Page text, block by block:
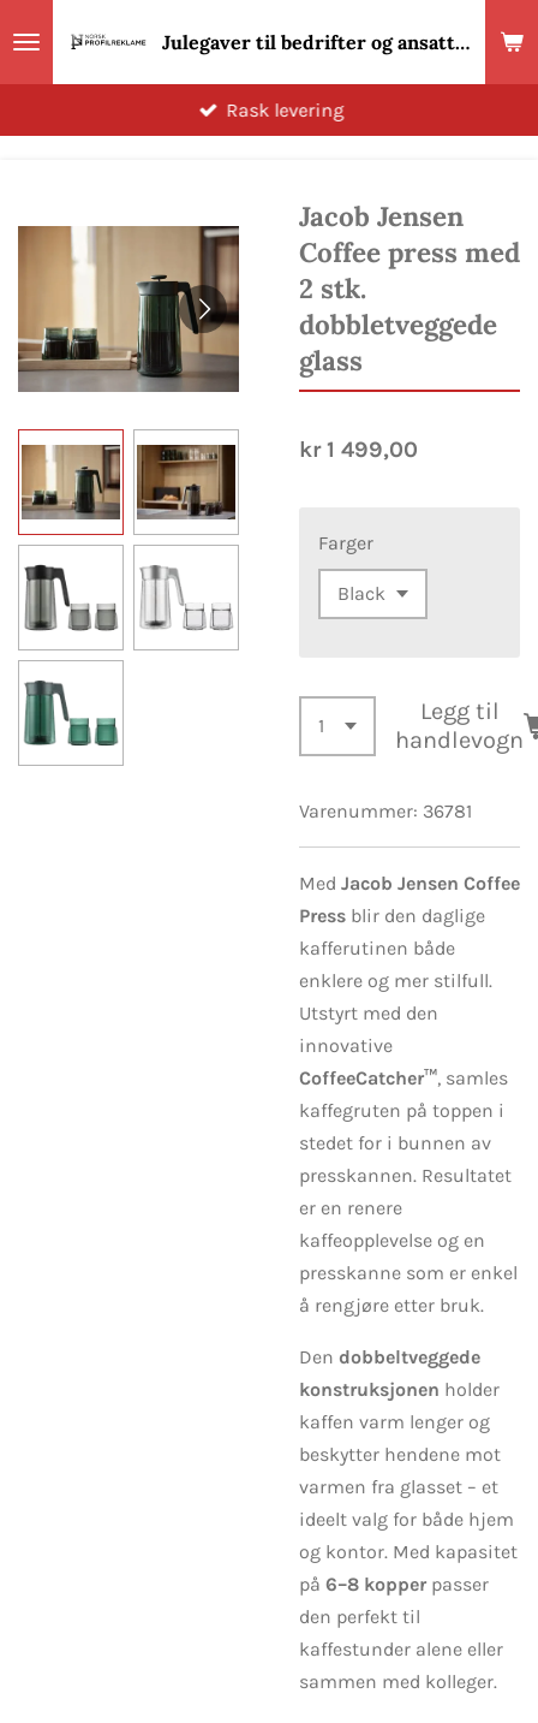
Julegaver til bedrifter og ansatte 2026! Norsk Profilreklame
Rask levering
Jacob Jensen
Coffee press med
2 stk.
dobbletveggede
glass
kr 1 499,00
Farger
Legg til
handlevogn
Varenummer: 36781
Med Jacob Jensen Coffee
Press blir den daglige
kafferutinen både
enklere og mer stilfull.
Utstyrt med den
innovative
CoffeeCatcher™, samles
kaffegruten på toppen i
stedet for i bunnen av
presskannen. Resultatet
er en renere
kaffeopplevelse og en
presskanne som er enkel
å rengjøre etter bruk.
Den dobbeltveggede
konstruksjonen holder
kaffen varm lenger og
beskytter hendene mot
varmen fra glasset – et
ideelt valg for både hjem
og kontor. Med kapasitet
på 6–8 kopper passer
den perfekt til
kaffestunder alene eller
sammen med kolleger.